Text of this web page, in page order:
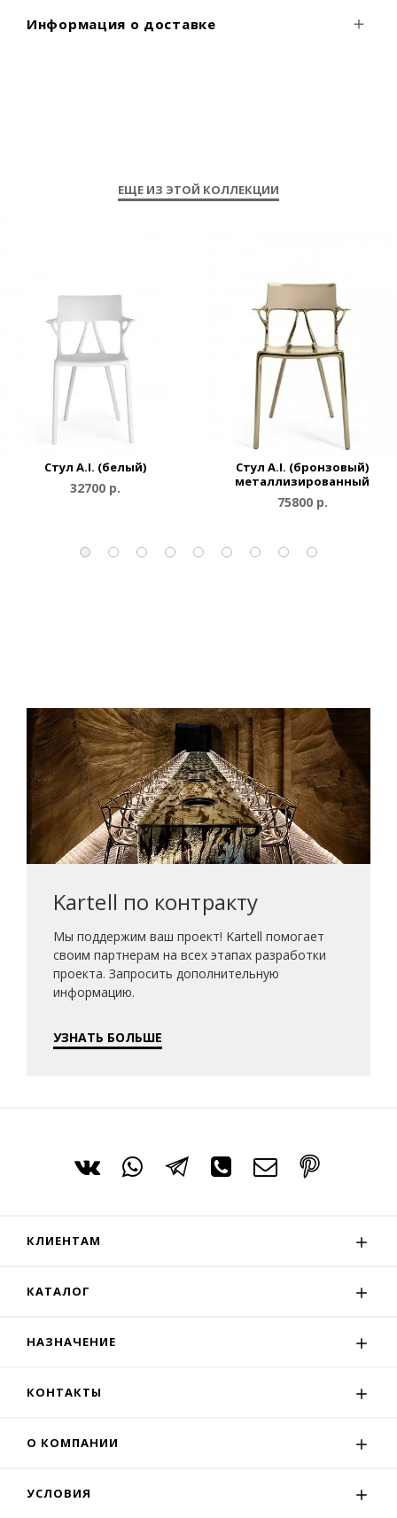
Информация о доставке
ЕЩЕ ИЗ ЭТОЙ КОЛЛЕКЦИИ
Стул A.I. (белый)
32700 р.
Стул A.I. (бронзовый)
металлизированный
75800 р.
Kartell по контракту
Мы поддержим ваш проект! Kartell помогает
своим партнерам на всех этапах разработки
проекта. Запросить дополнительную
информацию.
УЗНАТЬ БОЛЬШЕ
КЛИЕНТАМ
КАТАЛОГ
НАЗНАЧЕНИЕ
КОНТАКТЫ
О КОМПАНИИ
УСЛОВИЯ